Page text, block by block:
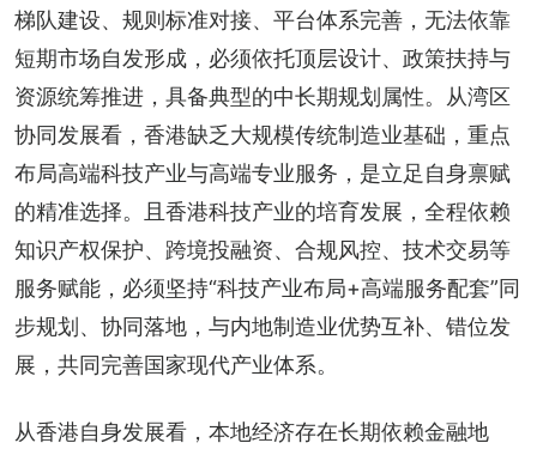
梯队建设、规则标准对接、平台体系完善，无法依靠
短期市场自发形成，必须依托顶层设计、政策扶持与
资源统筹推进，具备典型的中长期规划属性。从湾区
协同发展看，香港缺乏大规模传统制造业基础，重点
布局高端科技产业与高端专业服务，是立足自身禀赋
的精准选择。且香港科技产业的培育发展，全程依赖
知识产权保护、跨境投融资、合规风控、技术交易等
服务赋能，必须坚持“科技产业布局+高端服务配套”同
步规划、协同落地，与内地制造业优势互补、错位发
展，共同完善国家现代产业体系。
从香港自身发展看，本地经济存在长期依赖金融地